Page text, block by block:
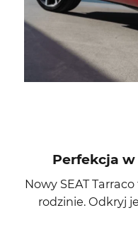
Perfekcja
Nowy SEAT
rodzinie. Odkryj